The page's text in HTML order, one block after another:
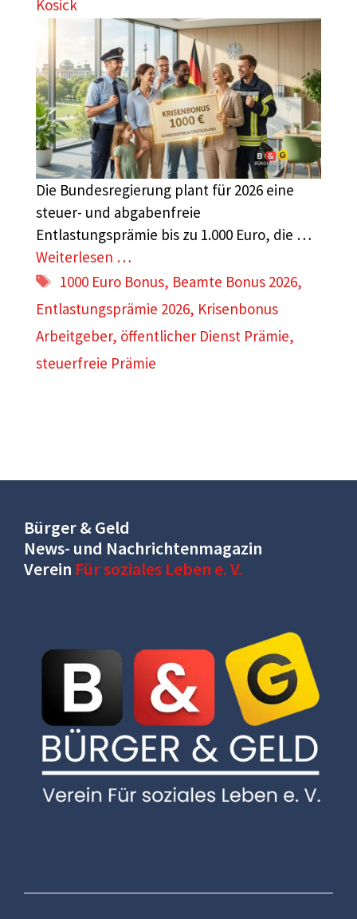
Kosick
Die Bundesregierung plant für 2026 eine
steuer- und abgabenfreie
Entlastungsprämie bis zu 1.000 Euro, die …
Weiterlesen …
Schlagwörter
1000 Euro Bonus, Beamte Bonus 2026,
Entlastungsprämie 2026, Krisenbonus
Arbeitgeber, öffentlicher Dienst Prämie,
steuerfreie Prämie
Bürger & Geld
News- und Nachrichtenmagazin
Verein Für soziales Leben e. V.